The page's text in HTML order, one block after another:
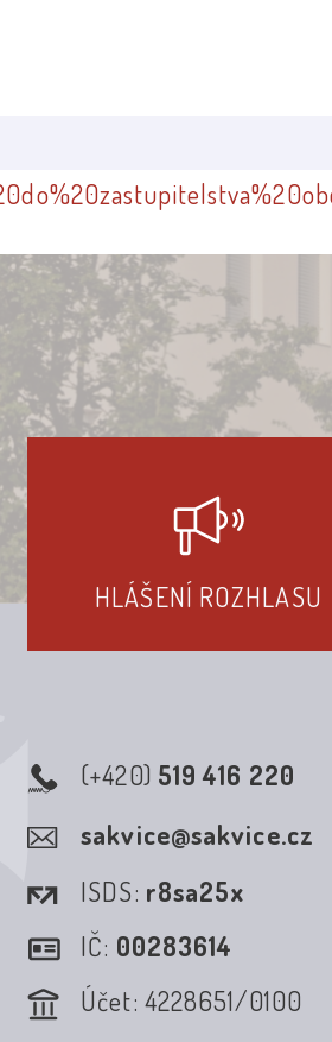
HLÁŠENÍ ROZHLASU
(+420) 519 416 220
sakvice@sakvice.cz
ISDS: r8sa25x
IČ: 00283614
Účet: 4228651/0100